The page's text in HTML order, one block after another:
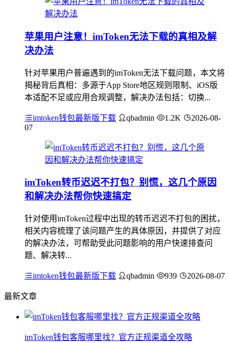
苹果用户注意！imToken无法下载的真相及解
决办法
针对苹果用户普遍遇到的imToken无法下载问题，本文将
揭秘背后真相：多源于App Store地区规则限制、iOS版
本适配不足或应用合规调整，解决办法包括：切换...
imtoken钱包最新版下载 qbadmin 1.2K
2026-08-
07
imToken转币迟迟不打包？别慌，这几个原因
和解决办法帮你快速搞定
针对使用imToken过程中出现的转币迟迟不打包的困扰，
相关内容梳理了该问题产生的具体原因，并提供了对应
的解决办法，可帮助受此问题影响的用户快速排查问
题、解决转...
imtoken钱包最新版下载 qbadmin 939 2026-08-07
最新文章
imToken钱包客服哪里找？官方正规渠道全攻略